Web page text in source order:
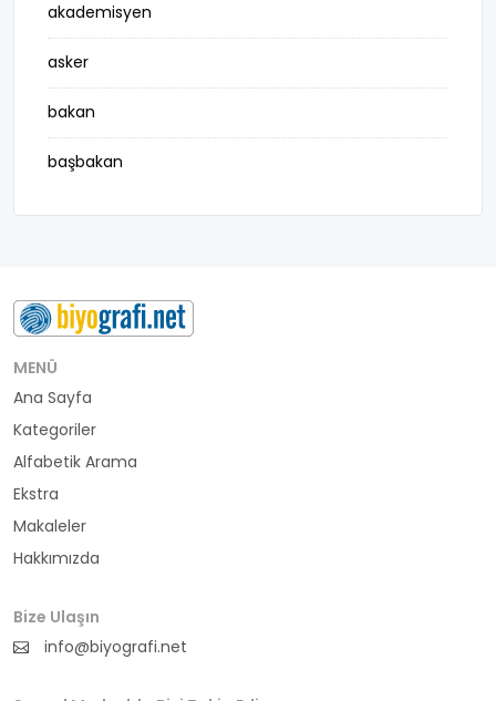
akademisyen
asker
bakan
başbakan
belediye başkanı
buluş
bürokrat
büyükelçi
cumhurbaşkanı
din adamı
doktor
fotoğrafçı
MENÜ
Ana Sayfa
Kategoriler
Alfabetik Arama
Ekstra
Makaleler
Hakkımızda
Bize Ulaşın
info@biyografi.net